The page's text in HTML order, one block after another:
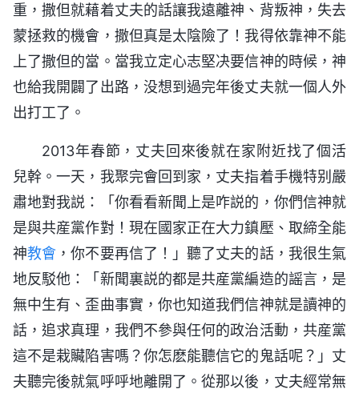
重，撒但就藉着丈夫的話讓我遠離神、背叛神，失去
蒙拯救的機會，撒但真是太陰險了！我得依靠神不能
上了撒但的當。當我立定心志堅决要信神的時候，神
也給我開闢了出路，没想到過完年後丈夫就一個人外
出打工了。
2013年春節，丈夫回來後就在家附近找了個活
兒幹。一天，我聚完會回到家，丈夫指着手機特别嚴
肅地對我説：「你看看新聞上是咋説的，你們信神就
是與共産黨作對！現在國家正在大力鎮壓、取締全能
神教會 ，你不要再信了！」聽了丈夫的話，我很生氣
地反駁他：「新聞裏説的都是共産黨編造的謡言，是
無中生有、歪曲事實，你也知道我們信神就是讀神的
話，追求真理，我們不參與任何的政治活動，共産黨
這不是栽贜陷害嗎？你怎麽能聽信它的鬼話呢？」丈
夫聽完後就氣呼呼地離開了。從那以後，丈夫經常無